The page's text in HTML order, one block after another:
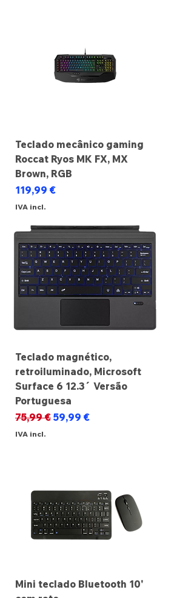
Teclado mecânico gaming
Roccat Ryos MK FX, MX
Brown, RGB
Preço
119,99 €
IVA incl.
Teclado magnético,
retroiluminado, Microsoft
Surface 6 12.3´ Versão
Portuguesa
Preço normal
75,99 € Preço promocional
59,99 €
IVA incl.
Mini teclado Bluetooth 10'